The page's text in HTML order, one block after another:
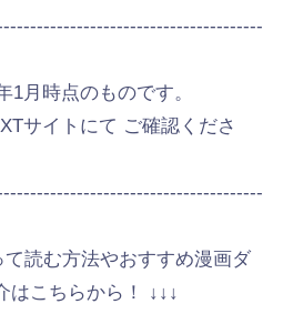
1月時点のものです。
サイトにて ご確認くださ
読む方法やおすすめ漫画ダ
はこちらから！ ↓↓↓